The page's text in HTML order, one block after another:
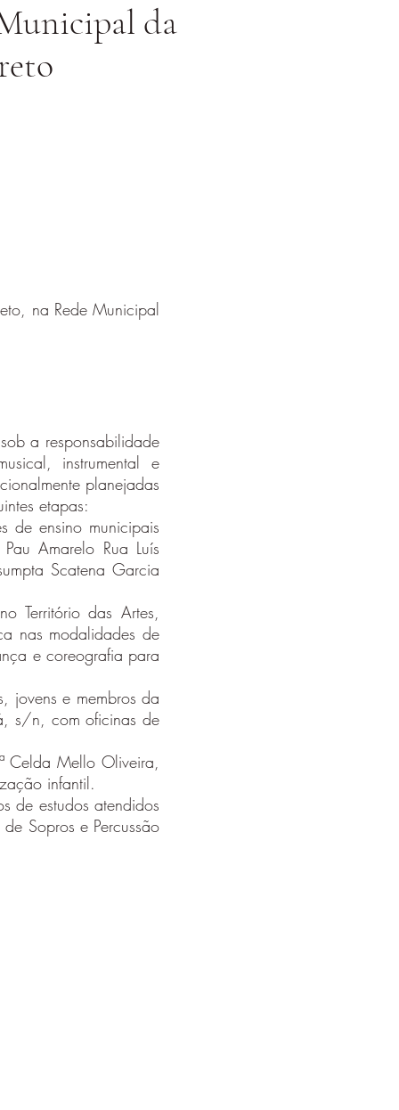
da
na Rede Municipal
a responsabilidade
instrumental e
planejadas
etapas:
ensino municipais
Amarelo Rua Luís
Scatena Garcia
Território das Artes,
nas modalidades de
e coreografia para
jovens e membros da
s/n, com oficinas de
Celda Mello Oliveira,
infantil.
de estudos atendidos
Sopros e Percussão